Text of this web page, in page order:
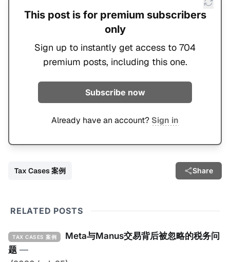
This post is for premium subscribers
only
Sign up to instantly get access to 704
premium posts, including this one.
Subscribe now
Already have an account? Sign in
Tax Cases 案例 Share
RELATED POSTS
TAX CASES 案例
Meta与Manus交易背后被忽略的税务问
题 —